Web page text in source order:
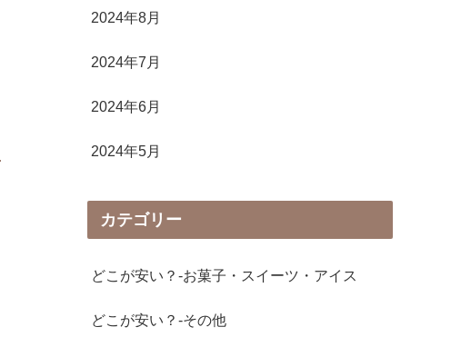
2024年8月
2024年7月
2024年6月
2024年5月
カテゴリー
どこが安い？-お菓子・スイーツ・アイス
どこが安い？-その他